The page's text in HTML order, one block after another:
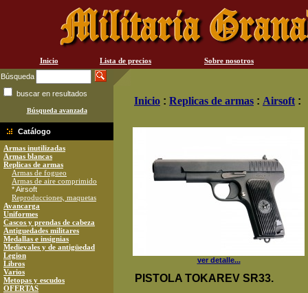
Inicio Lista de precios
Sobre nosotros
Búsqueda
buscar en resultados
Búsqueda avanzada
Catálogo
Armas inutilizadas
Armas blancas
Replicas de armas
Armas de fogueo
Armas de aire comprimido
* Airsoft
Reproducciones, maquetas
Avancarga
Uniformes
Cascos y prendas de cabeza
Antiguedades militares
Medallas e insignias
Medievales y de antigüedad
Legion
Libros
Varios
Metopas y escudos
OFERTAS
Inicio : Replicas de armas : Airsoft :
ver detalle...
PISTOLA TOKAREV SR33.